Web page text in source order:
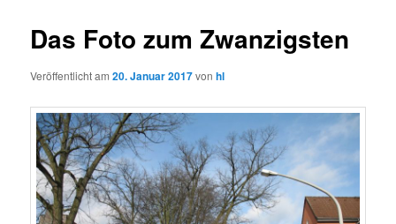
Das Foto zum Zwanzigsten
Veröffentlicht am20. Januar 2017vonhl